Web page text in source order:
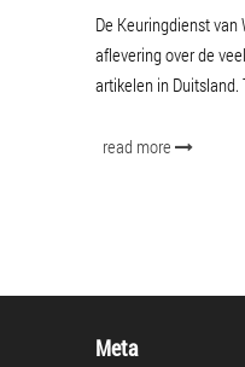
De Keuringdienst
aflevering over de
artikelen in Duitsland.
read more
Meta